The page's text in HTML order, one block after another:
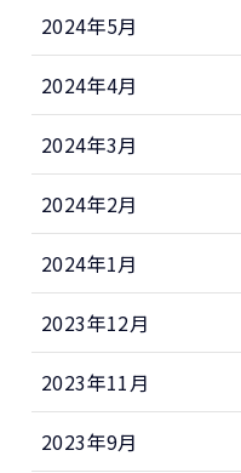
2024年5月
2024年4月
2024年3月
2024年2月
2024年1月
2023年12月
2023年11月
2023年9月